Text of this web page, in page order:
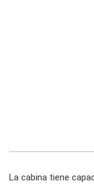
La cabina tiene